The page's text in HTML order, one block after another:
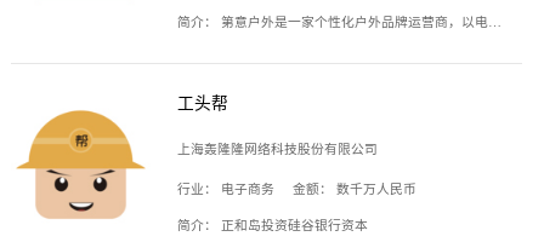
简介： 第意户外是一家个性化户外品牌运营商，以电子商务为主要载体，主要从事户外产品的设计、生产、销售业务，产品包含冲锋衣、户外鞋、户外背包等。
工头帮
上海轰隆隆网络科技股份有限公司
行业： 电子商务 金额： 数千万人民币
简介： 正和岛投资硅谷银行资本